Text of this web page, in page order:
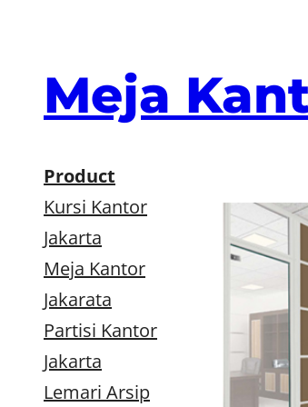
Meja
Product
Kursi Kantor
Jakarta
Meja Kantor
Jakarata
Partisi Kantor
Jakarta
Lemari Arsip